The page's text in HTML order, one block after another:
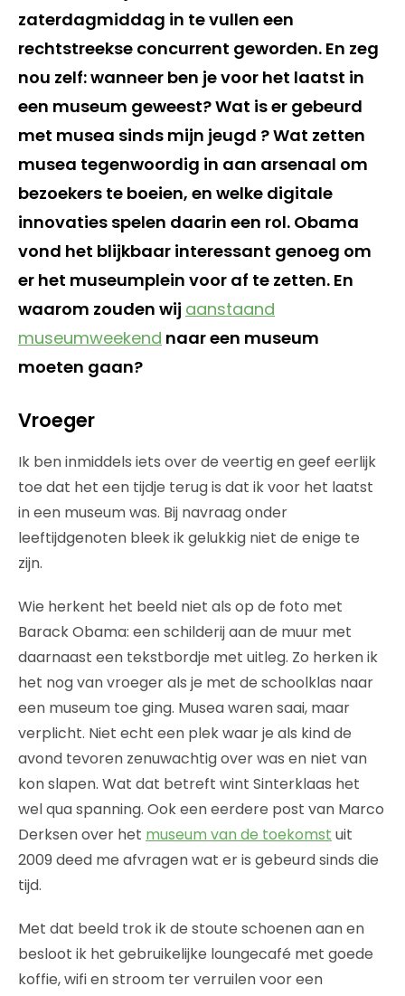
zaterdagmiddag in te vullen een
rechtstreekse concurrent geworden. En zeg
nou zelf: wanneer ben je voor het laatst in
een museum geweest? Wat is er gebeurd
met musea sinds mijn jeugd ? Wat zetten
musea tegenwoordig in aan arsenaal om
bezoekers te boeien, en welke digitale
innovaties spelen daarin een rol. Obama
vond het blijkbaar interessant genoeg om
er het museumplein voor af te zetten. En
waarom zouden wij aanstaand
museumweekend naar een museum
moeten gaan?
Vroeger
Ik ben inmiddels iets over de veertig en geef eerlijk
toe dat het een tijdje terug is dat ik voor het laatst
in een museum was. Bij navraag onder
leeftijdgenoten bleek ik gelukkig niet de enige te
zijn.
Wie herkent het beeld niet als op de foto met
Barack Obama: een schilderij aan de muur met
daarnaast een tekstbordje met uitleg. Zo herken ik
het nog van vroeger als je met de schoolklas naar
een museum toe ging. Musea waren saai, maar
verplicht. Niet echt een plek waar je als kind de
avond tevoren zenuwachtig over was en niet van
kon slapen. Wat dat betreft wint Sinterklaas het
wel qua spanning. Ook een eerdere post van Marco
Derksen over het museum van de toekomst uit
2009 deed me afvragen wat er is gebeurd sinds die
tijd.
Met dat beeld trok ik de stoute schoenen aan en
besloot ik het gebruikelijke loungecafé met goede
koffie, wifi en stroom ter verruilen voor een